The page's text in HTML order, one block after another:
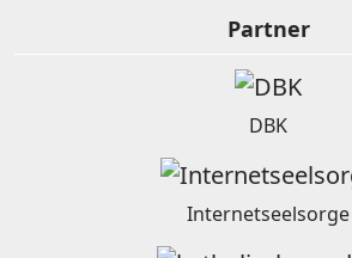
Partner
DBK
Internetseelsorge